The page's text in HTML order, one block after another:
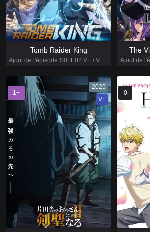
Tomb Raider King
Ajout de l'épisode S01E02 VF / VOSTFR
The
Ajout de
1+
2025
VF
0